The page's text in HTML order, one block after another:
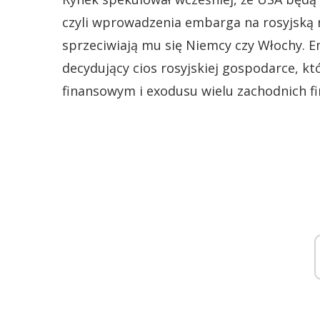
czyli wprowadzenia embarga na
sprzeciwiają mu się Niemcy czy Włochy.
decydujący cios rosyjskiej gospodarce,
finansowym i exodusu wielu zachodnich